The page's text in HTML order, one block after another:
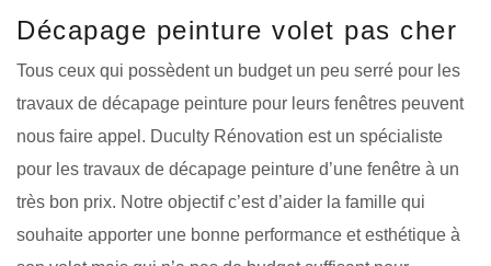
Décapage peinture volet pas cher
Tous ceux qui possèdent un budget un peu serré pour les
travaux de décapage peinture pour leurs fenêtres peuvent
nous faire appel. Duculty Rénovation est un spécialiste
pour les travaux de décapage peinture d’une fenêtre à un
très bon prix. Notre objectif c’est d’aider la famille qui
souhaite apporter une bonne performance et esthétique à